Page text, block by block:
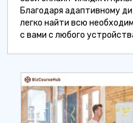
Благодаря адаптивному
легко найти всю
с вами с любого